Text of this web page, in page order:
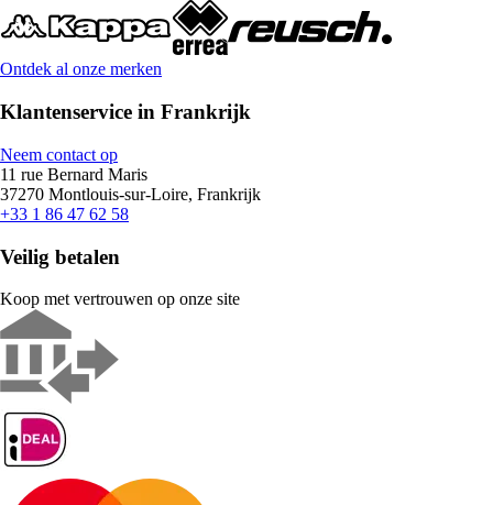
Ontdek al onze merken
Klantenservice in Frankrijk
Neem contact op
11 rue Bernard Maris
37270 Montlouis-sur-Loire, Frankrijk
+33 1 86 47 62 58
Veilig betalen
Koop met vertrouwen op onze site